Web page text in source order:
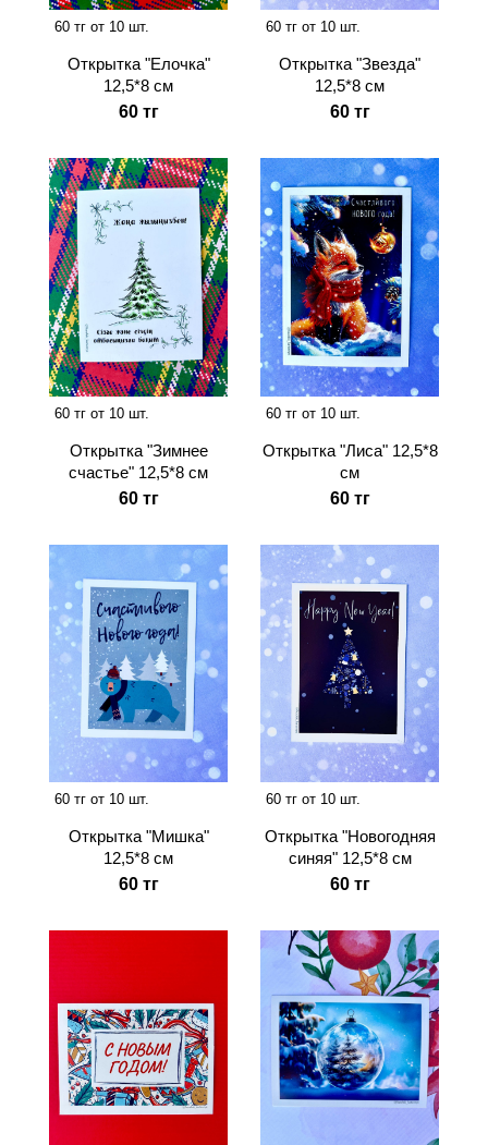
60 тг от 10 шт.
Открытка "Елочка"
12,5*8 см
60 тг
60 тг от 10 шт.
Открытка "Звезда"
12,5*8 см
60 тг
60 тг от 10 шт.
Открытка "Зимнее
счастье" 12,5*8 см
60 тг
60 тг от 10 шт.
Открытка "Лиса" 12,5*8
см
60 тг
60 тг от 10 шт.
Открытка "Мишка"
12,5*8 см
60 тг
60 тг от 10 шт.
Открытка "Новогодняя
синяя" 12,5*8 см
60 тг